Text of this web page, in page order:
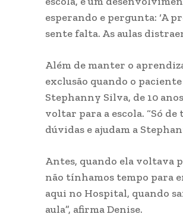
esperando e pergunta: ‘A
sente falta. As aulas
Além de manter o
exclusão quando o
Stephanny Silva, de 10
voltar para a escola. “Só
dúvidas e ajudam a
Antes, quando ela voltava
não tínhamos tempo para
aqui no Hospital, quando
aula”, afirma Denise.